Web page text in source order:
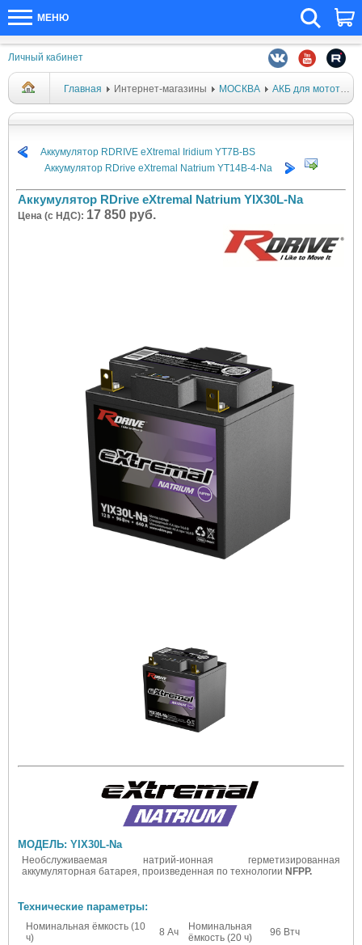
МЕНЮ
Личный кабинет
Главная Интернет-магазины МОСКВА АКБ для мототехники
Аккумулятор RDRIVE eXtremal Iridium YT7B-BS
Аккумулятор RDrive eXtremal Natrium YT14B-4-Na
Аккумулятор RDrive eXtremal Natrium YIX30L-Na
Цена (с НДС): 17 850 руб.
МОДЕЛЬ: YIX30L-Na
Необслуживаемая натрий-ионная герметизированная
аккумуляторная батарея, произведенная по технологии NFPP.
Технические параметры:
Номинальная ёмкость (10
ч)
8 Ач
Номинальная
ёмкость (20 ч)
96 Втч